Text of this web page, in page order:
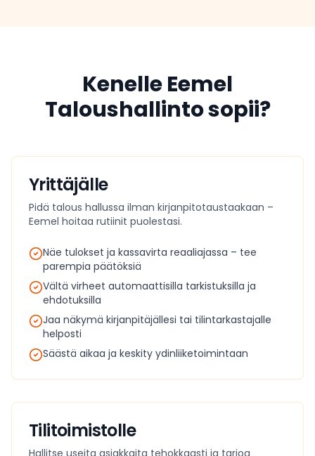
Kenelle Eemel
Taloushallinto sopii?
Yrittäjälle
Pidä talous hallussa ilman kirjanpitotaustaakaan –
Eemel hoitaa rutiinit puolestasi.
Näe tulokset ja kassavirta reaaliajassa – tee
parempia päätöksiä
Vältä virheet automaattisilla tarkistuksilla ja
ehdotuksilla
Jaa näkymä kirjanpitäjällesi tai tilintarkastajalle
helposti
Säästä aikaa ja keskity ydinliiketoimintaan
Tilitoimistolle
Hallitse useita asiakkaita tehokkaasti ja tarjoa